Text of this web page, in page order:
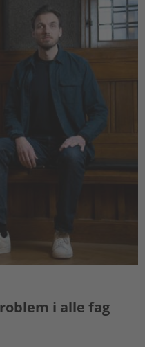
i alle fag